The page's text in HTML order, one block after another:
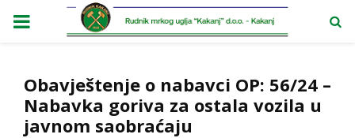
PRIMARY
Obavještenje o nabavci OP: 56/24 –
Nabavka goriva za ostala vozila u
javnom saobraćaju